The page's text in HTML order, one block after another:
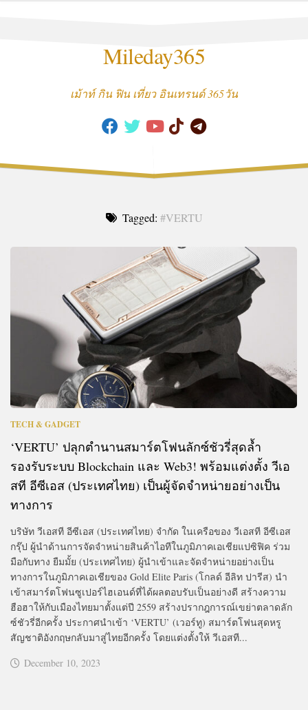
Mileday365
เม้าท์ กิน ฟิน เที่ยว อินเทรนด์ 365วัน
Tagged: #VERTU
TECH & GADGET
‘VERTU’ ปลุกตำนานสมาร์ตโฟนลักซ์ชัวรี่สุดล้ำ
รองรับระบบ Blockchain และ Web3! พร้อมแต่งตั้ง วีเอ
สที อีซีเอส (ประเทศไทย) เป็นผู้จัดจำหน่ายอย่างเป็น
ทางการ
บริษัท วีเอสที อีซีเอส (ประเทศไทย) จำกัด ในเครือของ วีเอสที อีซีเอส
กรุ๊ป ผู้นำด้านการจัดจำหน่ายสินค้าไอทีในภูมิภาคเอเชียแปซิฟิค ร่วม
มือกับทาง ยืมมั้ย (ประเทศไทย) ผู้นำเข้าและจัดจำหน่ายอย่างเป็น
ทางการในภูมิภาคเอเชียของ Gold Elite Paris (โกลด์ อีลิท ปารีส) นำ
เข้าสมาร์ตโฟนซูเปอร์ไฮเอนด์ที่ได้ผลตอบรับเป็นอย่างดี สร้างความ
ฮือฮาให้กับเมืองไทยมาตั้งแต่ปี 2559 สร้างปรากฎการณ์เขย่าตลาดลัก
ซ์ชัวรี่อีกครั้ง ประกาศนำเข้า ‘VERTU’ (เวอร์ทู) สมาร์ตโฟนสุดหรู
สัญชาติอังกฤษกลับมาสู่ไทยอีกครั้ง โดยแต่งตั้งให้ วีเอสที...
December 10, 2023